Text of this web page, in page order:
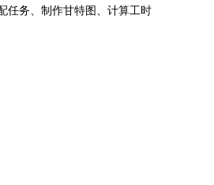
任务、制作甘特图、计算工时